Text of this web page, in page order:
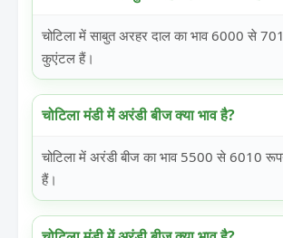
चोटिला में साबुत अरहर दाल का भाव 6000 से
कुएंटल हैं।
चोटिला मंडी में अरंडी बीज क्या भाव है?
चोटिला में अरंडी बीज का भाव 5500 से 6010
हैं।